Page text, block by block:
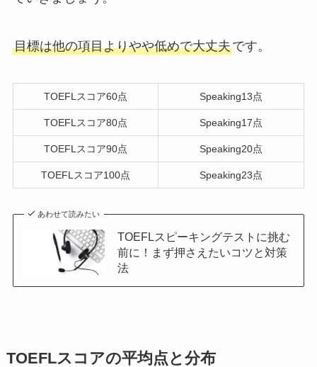
目標は他の項目よりやや低めで大丈夫です。
TOEFLスコア60点 Speaking13点
TOEFLスコア80点 Speaking17点
TOEFLスコア90点 Speaking20点
TOEFLスコア100点 Speaking23点
あわせて読みたい
TOEFLスピーキングテストに挑む
前に！まず押さえたいコツと対策
法
TOEFLスコアの平均点と分布